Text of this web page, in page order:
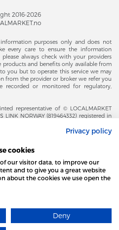
2016-2026
purposes only and does not
every care to ensure the information
always check with your providers
products and benefits only available from
you but to operate this service we may
from the provider or broker we refer you
recorded or monitored for regulatory,
representative of © LOCALMARKET
LINK NORWAY (819464332) registered in
Services and Markets Authority,
Financial Conduct Authority. Head
Oslo – Skøyen. Post Adresse: Postboks
post@localmarket.no. Office Contact: +
LOCALMARKET GROUP ™.
|
WYKORZYSTUJE PLIKI
SIĘ WIĘCEJ
Privacy policy
cookies
our visitor data, to improve our
and to give you a great website
about the cookies we use open the
Deny